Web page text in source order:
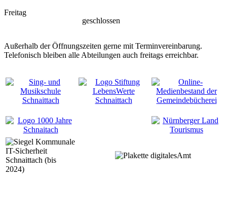
Freitag
geschlossen
Außerhalb der Öffnungszeiten gerne mit Terminvereinbarung.
Telefonisch bleiben alle Abteilungen auch freitags erreichbar.